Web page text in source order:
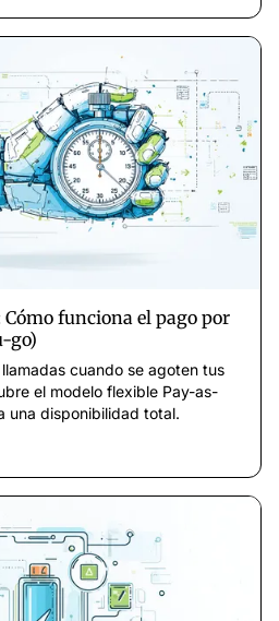
funciona el pago por
go)
cuando se agoten tus
el modelo flexible Pay-as-
una disponibilidad total.